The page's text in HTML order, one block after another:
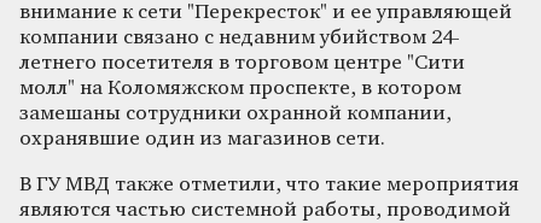
внимание к сети "Перекресток" и ее управляющей
компании связано с недавним убийством 24-
летнего посетителя в торговом центре "Сити
молл" на Коломяжском проспекте, в котором
замешаны сотрудники охранной компании,
охранявшие один из магазинов сети.
В ГУ МВД также отметили, что такие мероприятия
являются частью системной работы, проводимой